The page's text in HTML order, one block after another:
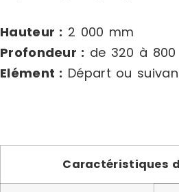
Hauteur : 2 000 mm
Profondeur : de 320 à
Elément : Départ ou
Caractéristiques